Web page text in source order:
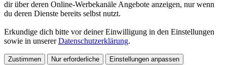
dir über deren Online-Werbekanäle Angebote anzeigen, nur wenn
du deren Dienste bereits selbst nutzt.
Erkundige dich bitte vor deiner Einwilligung in den Einstellungen
sowie in unsererDatenschutzerklärung.
Zustimmen Nur erforderliche Einstellungen anpassen